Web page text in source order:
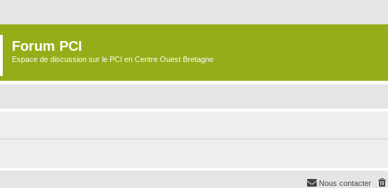
Forum PCI
Espace de discussion sur le PCI en Centre Ouest Bretagne
Nous contacter